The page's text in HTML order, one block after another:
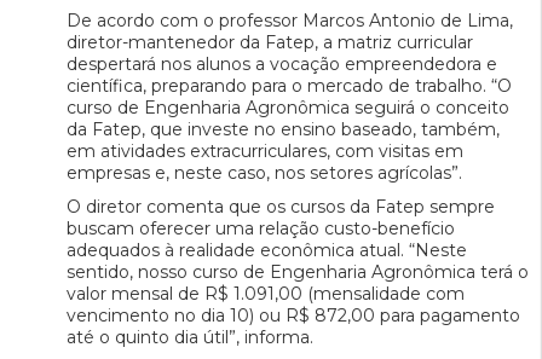
De acordo com o professor Marcos Antonio de Lima,
diretor-mantenedor da Fatep, a matriz curricular
despertará nos alunos a vocação empreendedora e
científica, preparando para o mercado de trabalho. “O
curso de Engenharia Agronômica seguirá o conceito
da Fatep, que investe no ensino baseado, também,
em atividades extracurriculares, com visitas em
empresas e, neste caso, nos setores agrícolas”.
O diretor comenta que os cursos da Fatep sempre
buscam oferecer uma relação custo-benefício
adequados à realidade econômica atual. “Neste
sentido, nosso curso de Engenharia Agronômica terá o
valor mensal de R$ 1.091,00 (mensalidade com
vencimento no dia 10) ou R$ 872,00 para pagamento
até o quinto dia útil”, informa.